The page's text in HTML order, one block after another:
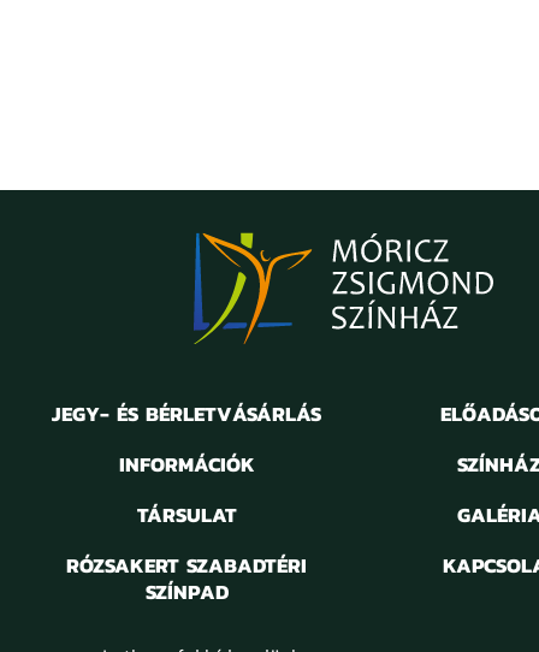
JEGY- ÉS BÉRLETVÁSÁRLÁS
INFORMÁCIÓK
TÁRSULAT
RÓZSAKERT SZABADTÉRI
SZÍNPAD